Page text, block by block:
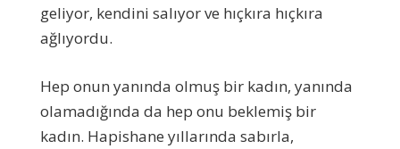
geliyor, kendini salıyor ve hıçkıra hıçkıra
ağlıyordu.
Hep onun yanında olmuş bir kadın, yanında
olamadığında da hep onu beklemiş bir
kadın. Hapishane yıllarında sabırla,